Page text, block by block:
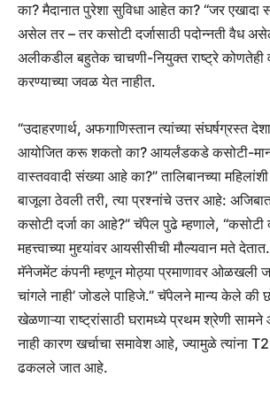
का? मैदानात पुरेशा सुविधा आहेत का? “जर
असेल तर – तर कसोटी दर्जासाठी पदोन्नती वैध
अलीकडील बहुतेक चाचणी-नियुक्त राष्ट्रे कोणतेही
करण्याच्या जवळ येत नाहीत.
“उदाहरणार्थ, अफगाणिस्तान त्यांच्या संघर्षग्रस्त
आयोजित करू शकतो का? आयर्लंडकडे कसोटी-
वास्तववादी संख्या आहे का?” तालिबानच्या
बाजूला ठेवली तरी, त्या प्रश्नांचे उत्तर आहे: अजिबात
कसोटी दर्जा का आहे?” चॅपेल पुढे म्हणाले, “कसोटी
महत्त्वाच्या मुद्द्यांवर आयसीसीची मौल्यवान मते
मॅनेजमेंट कंपनी म्हणून मोठ्या प्रमाणावर ओळखली
चांगले नाही’ जोडले पाहिजे.” चॅपेलने मान्य केले की
खेळणाऱ्या राष्ट्रांसाठी घरामध्ये प्रथम श्रेणी
नाही कारण खर्चाचा समावेश आहे, ज्यामुळे त्यांना
ढकलले जात आहे.